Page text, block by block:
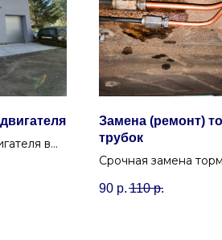
в
работы.
Замена (ремонт)
трубок
Срочная замена
Автосервис в Уручье
90 р. 110 р.